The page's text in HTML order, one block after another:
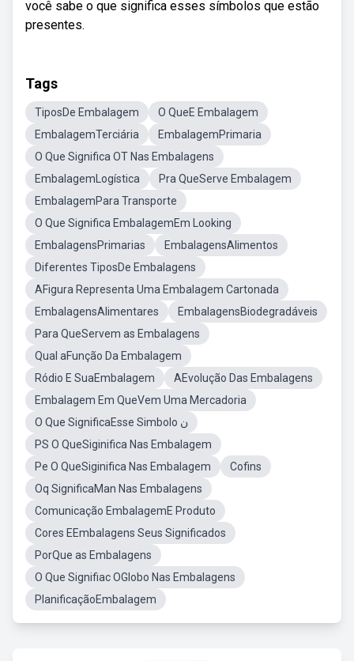
você sabe o que significa esses símbolos que estão
presentes.
Tags
TiposDe Embalagem
O QueE Embalagem
EmbalagemTerciária
EmbalagemPrimaria
O Que Significa OT Nas Embalagens
EmbalagemLogística
Pra QueServe Embalagem
EmbalagemPara Transporte
O Que Significa EmbalagemEm Looking
EmbalagensPrimarias
EmbalagensAlimentos
Diferentes TiposDe Embalagens
AFigura Representa Uma Embalagem Cartonada
EmbalagensAlimentares
EmbalagensBiodegradáveis
Para QueServem as Embalagens
Qual aFunção Da Embalagem
Ródio E SuaEmbalagem
AEvolução Das Embalagens
Embalagem Em QueVem Uma Mercadoria
O Que SignificaEsse Simbolo ن
PS O QueSiginifica Nas Embalagem
Pe O QueSiginifica Nas Embalagem
Cofins
Oq SignificaMan Nas Embalagens
Comunicação EmbalagemE Produto
Cores EEmbalagens Seus Significados
PorQue as Embalagens
O Que Signifiac OGlobo Nas Embalagens
PlanificaçãoEmbalagem